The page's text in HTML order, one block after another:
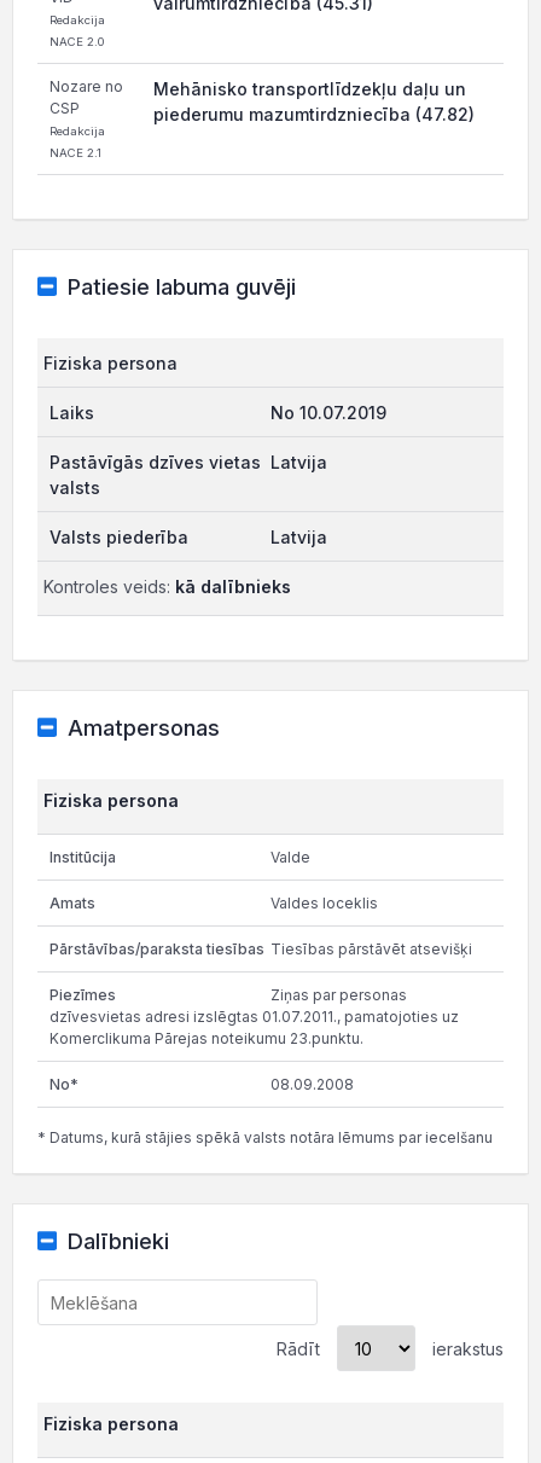
Redakcija
NACE 2.0
Nozare no
CSP
Redakcija
NACE 2.1
Mehānisko transportlīdzekļu daļu un
piederumu mazumtirdzniecība (47.82)
Patiesie labuma guvēji
Fiziska persona
No 10.07.2019
Latvija
Latvija
Kontroles veids: kā dalībnieks
Amatpersonas
Fiziska persona
Valde
Valdes loceklis
Tiesības pārstāvēt atsevišķi
Ziņas par personas
dzīvesvietas adresi izslēgtas 01.07.2011., pamatojoties uz
Komerclikuma Pārejas noteikumu 23.punktu.
08.09.2008
* Datums, kurā stājies spēkā valsts notāra lēmums par iecelšanu
Dalībnieki
Rādīt ierakstus
Fiziska persona